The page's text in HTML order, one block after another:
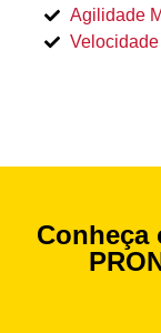
Agilidade
Conheça